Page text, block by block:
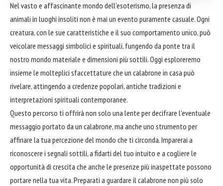
Nel vasto e affascinante mondo dell'esoterismo, la presenza di
animali in luoghi insoliti non è mai un evento puramente casuale. Ogni
creatura, con le sue caratteristiche e il suo comportamento unico, può
veicolare messaggi simbolici e spirituali, fungendo da ponte tra il
nostro mondo materiale e dimensioni più sottili. Oggi esploreremo
insieme le molteplici sfaccettature che un calabrone in casa può
rivelare, attingendo a credenze popolari, antiche tradizioni e
interpretazioni spirituali contemporanee.
Questo percorso ti offrirà non solo una lente per decifrare l'eventuale
messaggio portato da un calabrone, ma anche uno strumento per
affinare la tua percezione del mondo che ti circonda. Imparerai a
riconoscere i segnali sottili, a fidarti del tuo intuito e a cogliere le
opportunità di crescita che anche le presenze più inaspettate possono
portare nella tua vita. Preparati a guardare il calabrone non più solo